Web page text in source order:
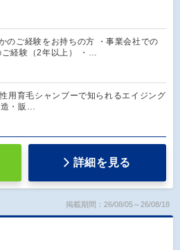
のご経験をお持ちの方 ・事業会社での
ご経験（2年以上） ・…
用育毛シャンプーで知られるエイジング
造・販…
詳細を見る
掲載期間：26/08/05～26/08/18